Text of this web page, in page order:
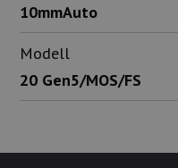
10mmAuto
Modell
20 Gen5/MOS/FS